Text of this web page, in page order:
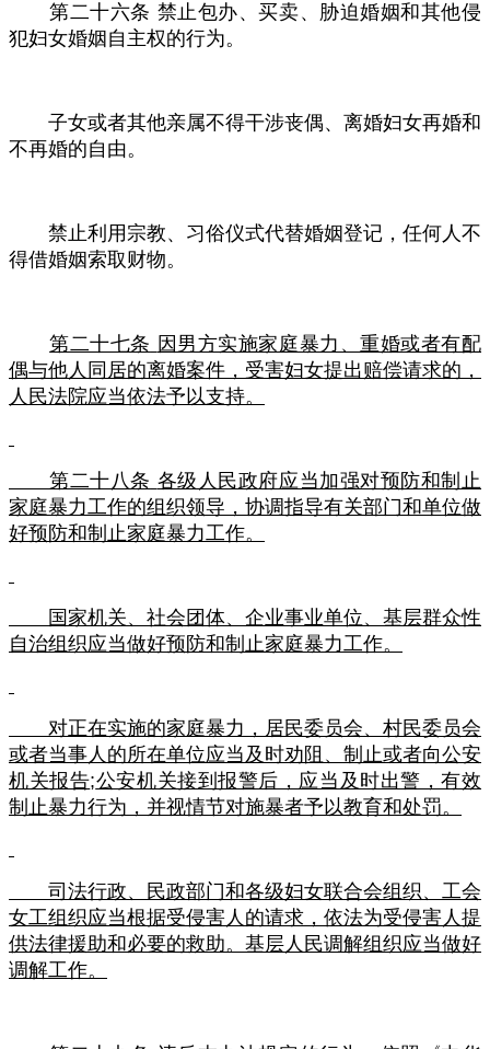
第二十六条 禁止包办、买卖、胁迫婚姻和其他侵
犯妇女婚姻自主权的行为。
子女或者其他亲属不得干涉丧偶、离婚妇女再婚和
不再婚的自由。
禁止利用宗教、习俗仪式代替婚姻登记，任何人不
得借婚姻索取财物。
第二十七条 因男方实施家庭暴力、重婚或者有配
偶与他人同居的离婚案件，受害妇女提出赔偿请求的，
人民法院应当依法予以支持。
第二十八条 各级人民政府应当加强对预防和制止
家庭暴力工作的组织领导，协调指导有关部门和单位做
好预防和制止家庭暴力工作。
国家机关、社会团体、企业事业单位、基层群众性
自治组织应当做好预防和制止家庭暴力工作。
对正在实施的家庭暴力，居民委员会、村民委员会
或者当事人的所在单位应当及时劝阻、制止或者向公安
机关报告;公安机关接到报警后，应当及时出警，有效
制止暴力行为，并视情节对施暴者予以教育和处罚。
司法行政、民政部门和各级妇女联合会组织、工会
女工组织应当根据受侵害人的请求，依法为受侵害人提
供法律援助和必要的救助。基层人民调解组织应当做好
调解工作。